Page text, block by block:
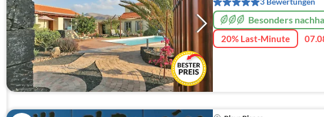
Besonders
20% Last-Minute